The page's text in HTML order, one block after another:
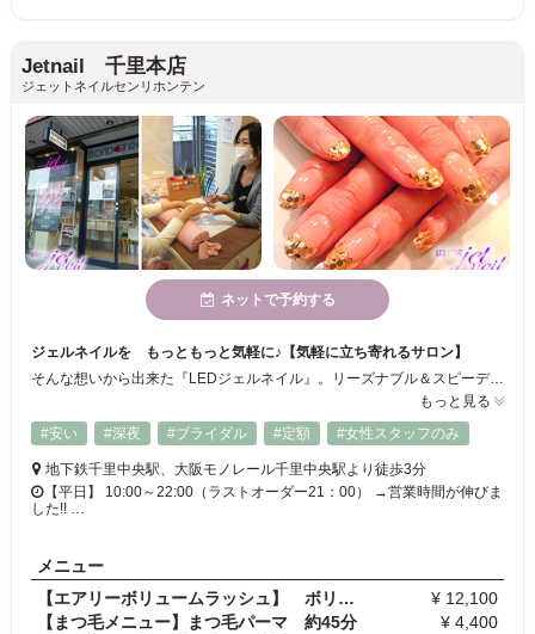
Jetnail 千里本店
ジェットネイルセンリホンテン
ネットで予約する
ジェルネイルを もっともっと気軽に♪【気軽に立ち寄れるサロン】
そんな想いから出来た『LEDジェルネイル』。リーズナブル＆スピーディがモットーの寄り道感覚で立ち寄って頂けるサロンです。魅力的で女性らしい手元を演出いたします。きっとお気に入りのデザインを見つけられるハズ★早くて安い！！爪にもやさしい『LEDジェルネイル』を是非お試し下さい。
もっと見る
#安い
#深夜 #ブライダル #定額 #女性スタッフのみ
地下鉄千里中央駅、大阪モノレール千里中央駅より徒歩3分
【平日】 10:00～22:00（ラストオーダー21：00） →営業時間が伸びま
した!! …
メニュー
【エアリーボリュームラッシュ】 ボリューム 90分
¥ 12,100
【まつ毛メニュー】まつ毛パーマ 約45分
¥ 4,400